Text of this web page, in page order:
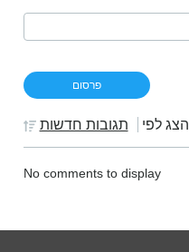
הצג לפי תגובות חדשות
No comments to display